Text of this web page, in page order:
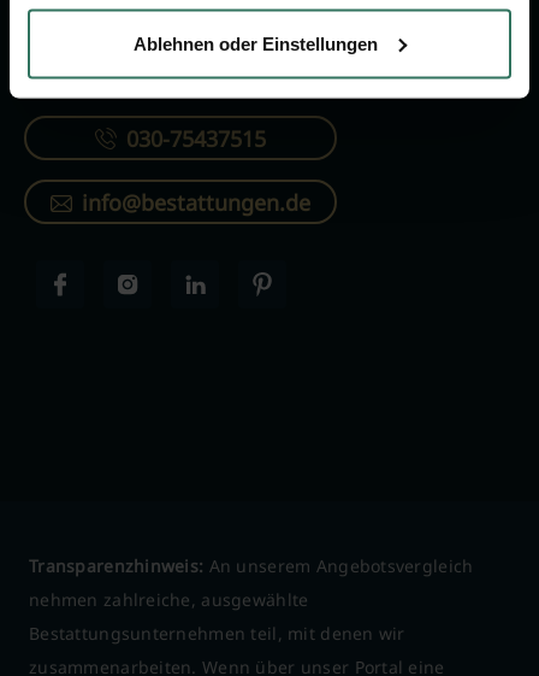
Ablehnen oder Einstellungen
KONTAKTIEREN SIE UNS
030-75437515
info@bestattungen.de
Transparenzhinweis: An unserem Angebotsvergleich
nehmen zahlreiche, ausgewählte
Bestattungsunternehmen teil, mit denen wir
zusammenarbeiten. Wenn über unser Portal eine